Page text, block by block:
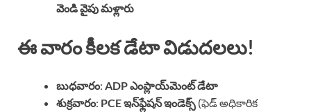
వెండి వైపు మళ్లారు
ఈ వారం కీలక డేటా విడుదలలు!
బుధవారం: ADP ఎంప్లాయ్‌మెంట్ డేటా
శుక్రవారం: PCE ఇన్‌ఫ్లేషన్ ఇండెక్స్ (ఫెడ్ అధికారిక